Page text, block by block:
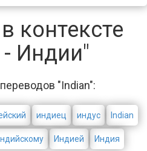
контексте
- Индии"
"Indian":
индиец индус Indian
Индией Индия